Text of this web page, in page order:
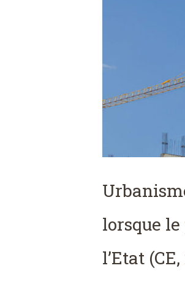
lorsque
l’Etat